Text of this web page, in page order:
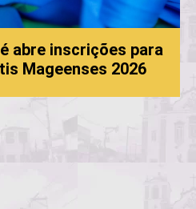
abre inscrições para
Mageenses 2026